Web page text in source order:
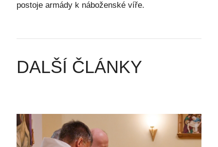
postoje armády k náboženské víře.
DALŠÍ ČLÁNKY